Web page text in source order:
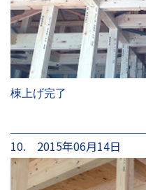
棟上げ完了
10. 2015年06月14日